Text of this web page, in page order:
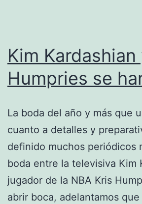
Kim Kardashian
Humpries se
La boda del año y más que
cuanto a detalles y
definido muchos periódicos
boda entre la televisiva Kim
jugador de la NBA Kris
abrir boca, adelantamos